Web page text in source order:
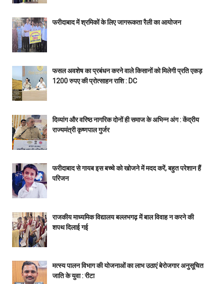
फरीदाबाद में श्रमिकों के लिए जागरूकता रैली का आयोजन
फसल अवशेष का प्रबंधन करने वाले किसानों को मिलेगी प्रति एकड़
1200 रुपए की प्रोत्साहन राशि : DC
दिव्यांग और वरिष्ठ नागरिक दोनों ही समाज के अभिन्न अंग : केंद्रीय
राज्यमंत्री कृष्णपाल गुर्जर
फरीदाबाद से गायब इस बच्चे को खोजने में मदद करें, बहुत परेशान हैं
परिजन
राजकीय माध्यमिक विद्यालय बल्लभगढ़ में बाल विवाह न करने की
शपथ दिलाई गई
मत्स्य पालन विभाग की योजनाओं का लाभ उठाएं बेरोजगार अनुसूचित
जाति के युवा : रीटा